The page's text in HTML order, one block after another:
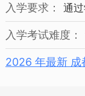
入学要求： 通
入学考试难度：
2026 年最新 成